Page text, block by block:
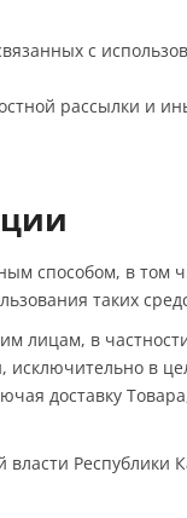
с
рассылки и
способом, в том
таких
лицам, в
исключительно в
доставку
Республики